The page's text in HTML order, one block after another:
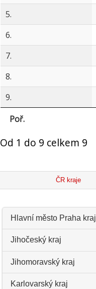
5.
6.
7.
8.
9.
Poř.
Od 1 do 9 celkem 9
ČR kraje
Hlavní město Praha kraj
Jihočeský kraj
Jihomoravský kraj
Karlovarský kraj